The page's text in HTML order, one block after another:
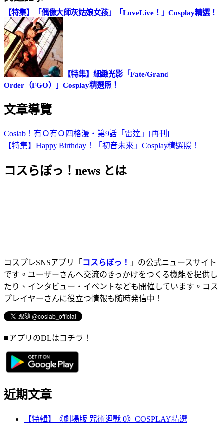
【特集】「偶像大師灰姑娘女孩」「LoveLive！」Cosplay精選！
【特集】細緻光影「Fate/Grand
Order（FGO）」Cosplay精選照！
文章導覽
Coslab！有Ｏ有Ｏ四格漫・第9話「雷達」[再刊]
【特集】Happy Birthday！「初音未來」Cosplay精選照！
コスらぼっ！news とは
コスプレSNSアプリ「 コスらぼっ！ 」の公式ニュースサイト
です。ユーザーさんへ交流のきっかけをつくる機能を提供し
たり、インタビュー・イベントなども開催しています。コス
プレイヤーさんに役立つ情報も随時発信中！
■アプリのDLはコチラ！
近期文章
【特輯】《劇場版 咒術迴戰 0》COSPLAY精選